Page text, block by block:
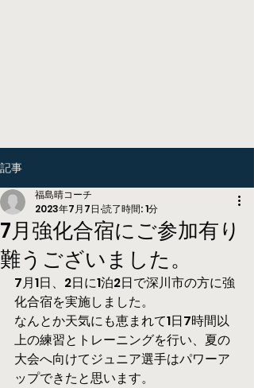
記事
7月強化合宿にご参加有り
難うございました。
福島晴コーチ
2023年7月7日 読了時間: 1分
7月1日、2日に1泊2日で深川市の方に強
化合宿を実施しました。
なんとか天気にも恵まれて1日7時間以
上の練習とトレーニングを行い、夏の
大会へ向けてジュニア選手はパワーア
ップできたと思います。